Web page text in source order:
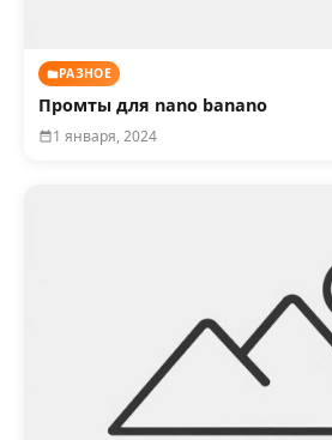
РАЗНОЕ
Промты для nano banano
1 января, 2024